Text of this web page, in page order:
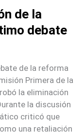
de la
debate
de la reforma
Primera de la
la eliminación
la discusión
criticó que
una retaliación